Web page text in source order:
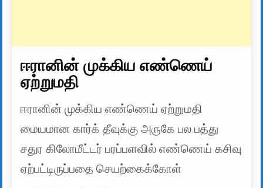
ஈரானின் முக்கிய எண்ணெய்
ஏற்றுமதி
ஈரானின் முக்கிய எண்ணெய் ஏற்றுமதி
மையமான கார்க் தீவுக்கு அருகே பல பத்து
சதுர கிலோமீட்டர் பரப்பளவில் எண்ணெய் கசிவு
ஏற்பட்டிருப்பதை செயற்கைக்கோள்